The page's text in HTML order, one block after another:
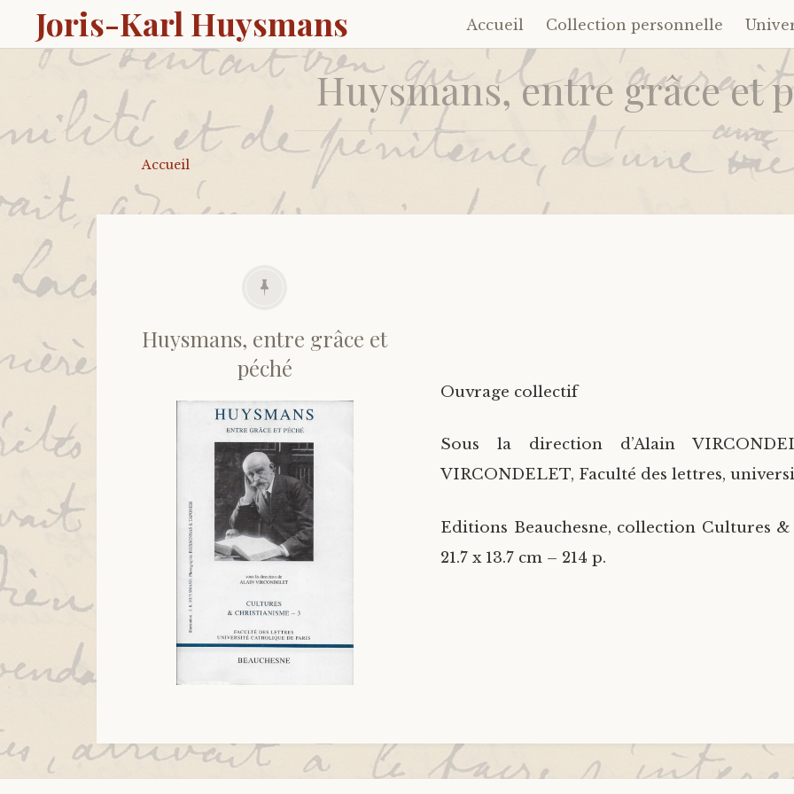
Joris-Karl Huysmans
Accéder
au
contenu
principal
Accueil Collection personnelle
Huysmans, entre grâce et
Accueil
Huysmans, entre grâce et
péché
Ouvrage collectif
Sous la direction d’Alain
VIRCONDELET, Faculté des lettres,
Editions Beauchesne, collection Cultures &
21.7 x 13.7 cm – 214 p.